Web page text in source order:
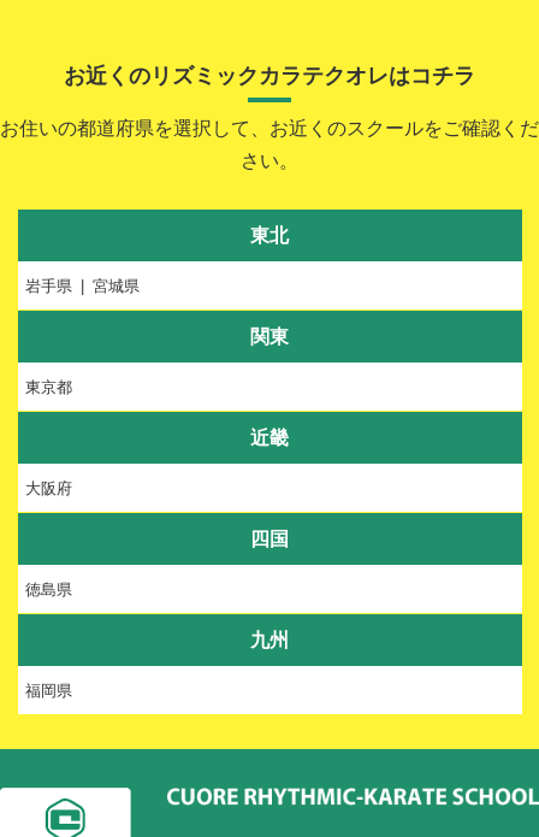
お近くのリズミックカラテクオレはコチラ
お住いの都道府県を選択して、お近くのスクールをご確認くだ
さい。
東北
岩手県 宮城県
関東
東京都
近畿
大阪府
四国
徳島県
九州
福岡県